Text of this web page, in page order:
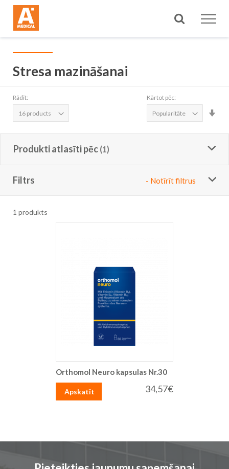
Meklēt
Stresa mazināšanai
Rādīt: Kārtot pēc:
Produkti atlasīti pēc
Filtrs - Notīrīt filtrus
1 produkts
Orthomol Neuro kapsulas Nr.30
34,57€
Apskatīt